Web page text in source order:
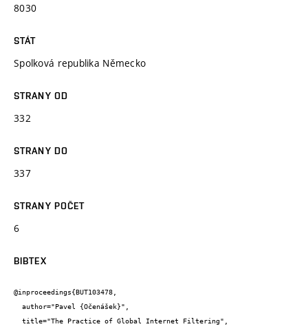
8030
STÁT
Spolková republika Německo
STRANY OD
332
STRANY DO
337
STRANY POČET
6
BIBTEX
@inproceedings{BUT103478,